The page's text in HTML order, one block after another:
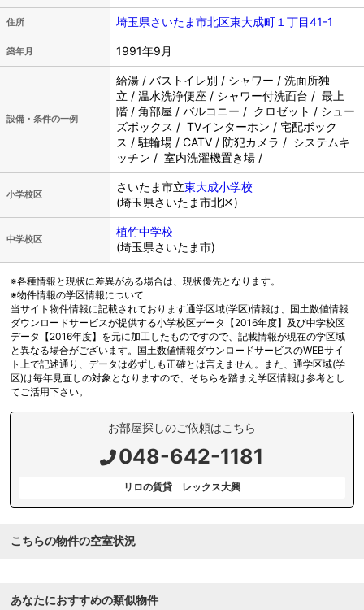
住所 埼玉県さいたま市北区東大成町１丁目41-1
築年月 1991年9月
設備・条件の一例
給湯 / バストイレ別 / シャワー / 洗面所独
立 / 温水洗浄便座 / シャワー付洗面台 / 最上
階 / 角部屋 / バルコニー / クロゼット / シュー
ズボックス / TVインターホン / 宅配ボック
ス / 駐輪場 / CATV / 防犯カメラ / システムキ
ッチン / 室内洗濯機置き場 /
小学校区
さいたま市立東大成小学校
(埼玉県さいたま市北区)
中学校区
植竹中学校
(埼玉県さいたま市)
※各種情報と現状に差異がある場合は、現状優先となります。
※物件情報の学区情報について
当サイト物件情報に記載されております通学区域(学区)情報は、国土数値情報
ダウンロードサービスが提供する小学校区データ【2016年度】及び中学校区
データ【2016年度】を元に加工したものですので、記載情報が現在の学区域
と異なる場合がございます。国土数値情報ダウンロードサービスのWEBサイ
ト上で記述通り、データは必ずしも正確とは言えません。また、通学区域(学
区)は毎年見直しの対象となりますので、そちらを踏まえ学区情報は参考とし
てご活用下さい。
お部屋探しのご依頼はこちら
048-642-1181
リロの賃貸 レックス大興
こちらの物件の空室状況
あなたにおすすめの類似物件